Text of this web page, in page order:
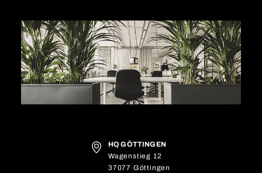
HQ GÖTTINGEN
Wagenstieg 12
37077 Göttingen